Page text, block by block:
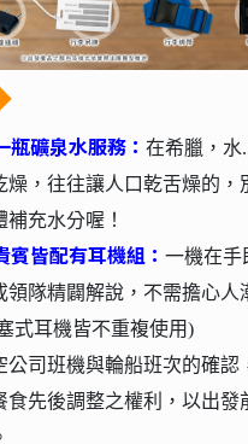
礦泉水服務： 在希臘，水
燥，往往讓人口乾舌燥的，
充水分喔！
皆配有耳機組： 一機在手
領隊精闢解說，不需擔心人
式耳機皆不重複使用)
公司班機與輪船班次的確認
食先後調整之權利，以出發